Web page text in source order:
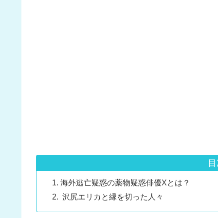
海外逃亡疑惑の薬物疑惑俳優Xとは？
沢尻エリカと縁を切った人々